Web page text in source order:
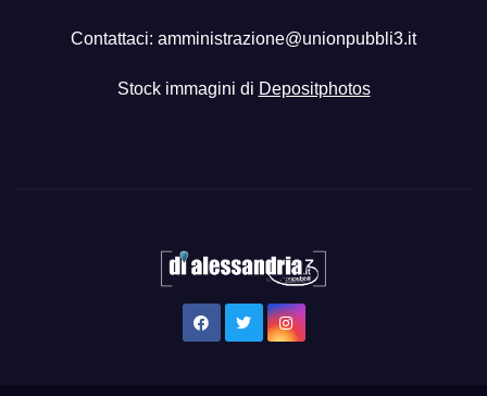
Contattaci: amministrazione@unionpubbli3.it
Stock immagini di Depositphotos